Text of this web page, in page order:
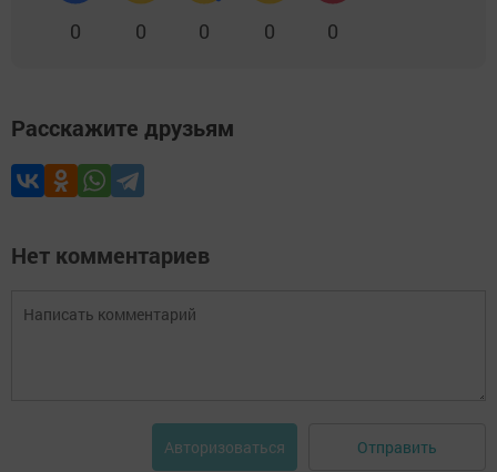
0 0 0 0 0
Расскажите друзьям
Нет комментариев
Авторизоваться Отправить